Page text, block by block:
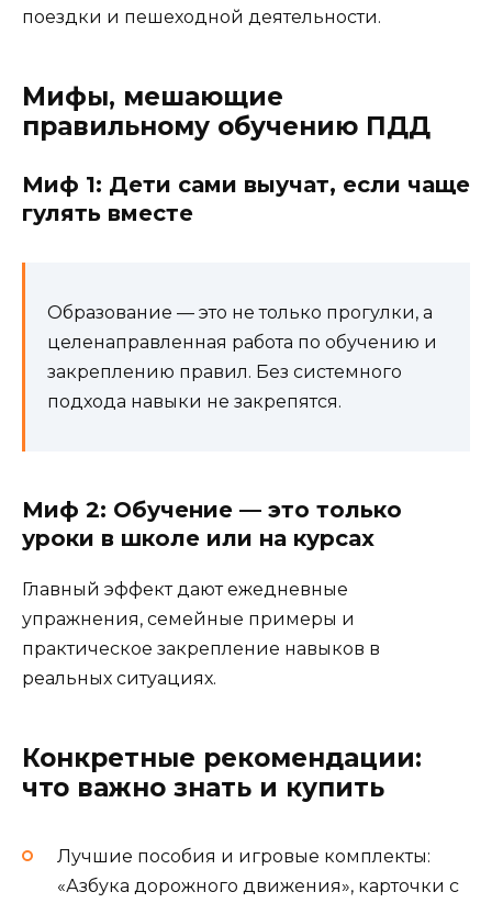
поездки и пешеходной деятельности.
Мифы, мешающие
правильному обучению ПДД
Миф 1: Дети сами выучат, если чаще
гулять вместе
Образование — это не только прогулки, а
целенаправленная работа по обучению и
закреплению правил. Без системного
подхода навыки не закрепятся.
Миф 2: Обучение — это только
уроки в школе или на курсах
Главный эффект дают ежедневные
упражнения, семейные примеры и
практическое закрепление навыков в
реальных ситуациях.
Конкретные рекомендации:
что важно знать и купить
Лучшие пособия и игровые комплекты:
«Азбука дорожного движения», карточки с